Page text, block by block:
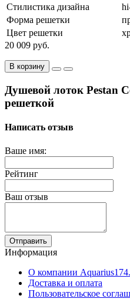
Стилистика дизайна
Форма решетки
Цвет решетки
20 009 руб.
В корзину
Душевой лоток Pestan
решеткой
Написать отзыв
Ваше имя:
Рейтинг
Ваш отзыв
Отправить
Информация
О компании
Доставка и оплата
Пользовательское